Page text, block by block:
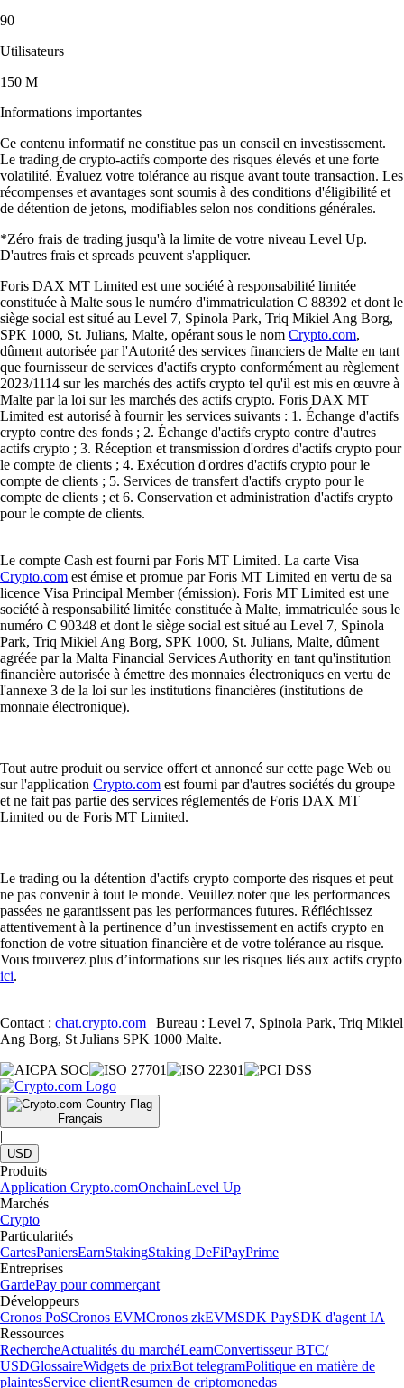
90
Utilisateurs
150 M
Informations importantes
Ce contenu informatif ne constitue pas un conseil en investissement.
Le trading de crypto-actifs comporte des risques élevés et une forte
volatilité. Évaluez votre tolérance au risque avant toute transaction. Les
récompenses et avantages sont soumis à des conditions d'éligibilité et
de détention de jetons, modifiables selon nos conditions générales.
*Zéro frais de trading jusqu'à la limite de votre niveau Level Up.
D'autres frais et spreads peuvent s'appliquer.
Foris DAX MT Limited est une société à responsabilité limitée
constituée à Malte sous le numéro d'immatriculation C 88392 et dont le
siège social est situé au Level 7, Spinola Park, Triq Mikiel Ang Borg,
SPK 1000, St. Julians, Malte, opérant sous le nom Crypto.com,
dûment autorisée par l'Autorité des services financiers de Malte en tant
que fournisseur de services d'actifs crypto conformément au règlement
2023/1114 sur les marchés des actifs crypto tel qu'il est mis en œuvre à
Malte par la loi sur les marchés des actifs crypto. Foris DAX MT
Limited est autorisé à fournir les services suivants : 1. Échange d'actifs
crypto contre des fonds ; 2. Échange d'actifs crypto contre d'autres
actifs crypto ; 3. Réception et transmission d'ordres d'actifs crypto pour
le compte de clients ; 4. Exécution d'ordres d'actifs crypto pour le
compte de clients ; 5. Services de transfert d'actifs crypto pour le
compte de clients ; et 6. Conservation et administration d'actifs crypto
pour le compte de clients.
Le compte Cash est fourni par Foris MT Limited. La carte Visa
Crypto.com est émise et promue par Foris MT Limited en vertu de sa
licence Visa Principal Member (émission). Foris MT Limited est une
société à responsabilité limitée constituée à Malte, immatriculée sous le
numéro C 90348 et dont le siège social est situé au Level 7, Spinola
Park, Triq Mikiel Ang Borg, SPK 1000, St. Julians, Malte, dûment
agréée par la Malta Financial Services Authority en tant qu'institution
financière autorisée à émettre des monnaies électroniques en vertu de
l'annexe 3 de la loi sur les institutions financières (institutions de
monnaie électronique).
Tout autre produit ou service offert et annoncé sur cette page Web ou
sur l'application Crypto.com est fourni par d'autres sociétés du groupe
et ne fait pas partie des services réglementés de Foris DAX MT
Limited ou de Foris MT Limited.
Le trading ou la détention d'actifs crypto comporte des risques et peut
ne pas convenir à tout le monde. Veuillez noter que les performances
passées ne garantissent pas les performances futures. Réfléchissez
attentivement à la pertinence d’un investissement en actifs crypto en
fonction de votre situation financière et de votre tolérance au risque.
Vous trouverez plus d’informations sur les risques liés aux actifs crypto
ici.
Contact : chat.crypto.com | Bureau : Level 7, Spinola Park, Triq Mikiel
Ang Borg, St Julians SPK 1000 Malte.
Français
|
USD
Produits
Application Crypto.comOnchainLevel Up
Marchés
Crypto
Particularités
CartesPaniersEarnStakingStaking DeFiPayPrime
Entreprises
GardePay pour commerçant
Développeurs
Cronos PoSCronos EVMCronos zkEVMSDK PaySDK d'agent IA
Ressources
RechercheActualités du marchéLearnConvertisseur BTC/
USDGlossaireWidgets de prixBot telegramPolitique en matière de
plaintesService clientResumen de criptomonedas